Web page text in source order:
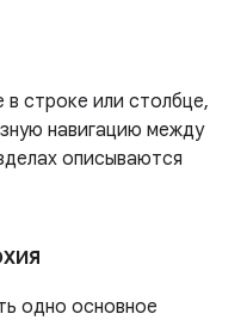
строке или столбце,
навигацию между
описываются
одно основное